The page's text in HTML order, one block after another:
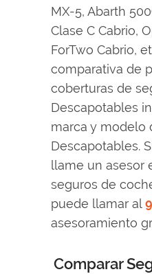
MX-5, Abarth
Clase C Cabrio,
ForTwo Cabrio,
comparativa de
coberturas de
Descapotables
marca y modelo
Descapotables.
llame un asesor
seguros de
puede llamar al
asesoramiento
Comparar